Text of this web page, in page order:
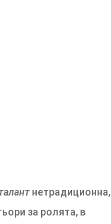
нетрадиционна,
за ролята, в